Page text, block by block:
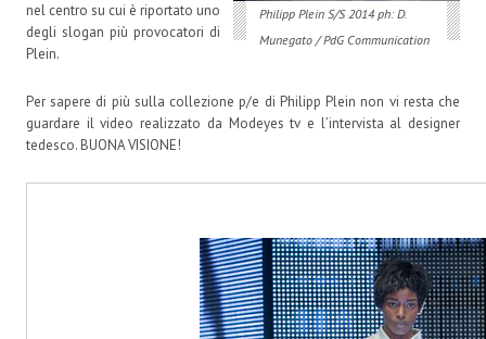
Philipp Plein S/S 2014 ph: D.
Munegato / PdG Communication
nel centro su cui è riportato uno
degli slogan più provocatori di
Plein.
Per sapere di più sulla collezione p/e di Philipp Plein non vi resta che
guardare il video realizzato da Modeyes tv e l’intervista al designer
tedesco. BUONA VISIONE!